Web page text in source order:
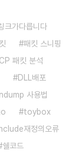
크가다릅니다
패킷 스니핑
패킷 분석
DLL배포
사용법
toybox
재정의오류
쉘코드